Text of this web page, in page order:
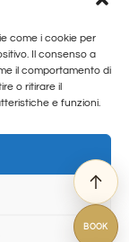
come i cookie per
Il consenso a
il comportamento di
o ritirare il
e funzioni.
Policy|Privacy
Rights Reserved
BOOK